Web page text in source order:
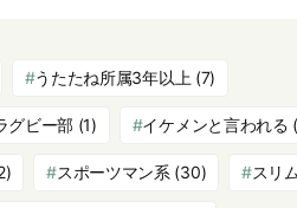
うたたね所属3年以上 (7)
グビー部 (1) イケメンと言われる
スポーツマン系 (30) スリ